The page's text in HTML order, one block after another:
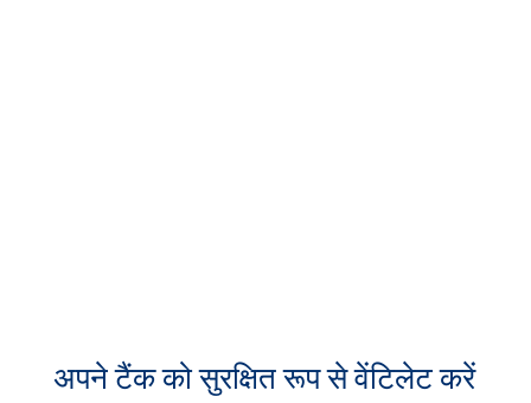
अपने टैंक को सुरक्षित रूप से वेंटिलेट करें